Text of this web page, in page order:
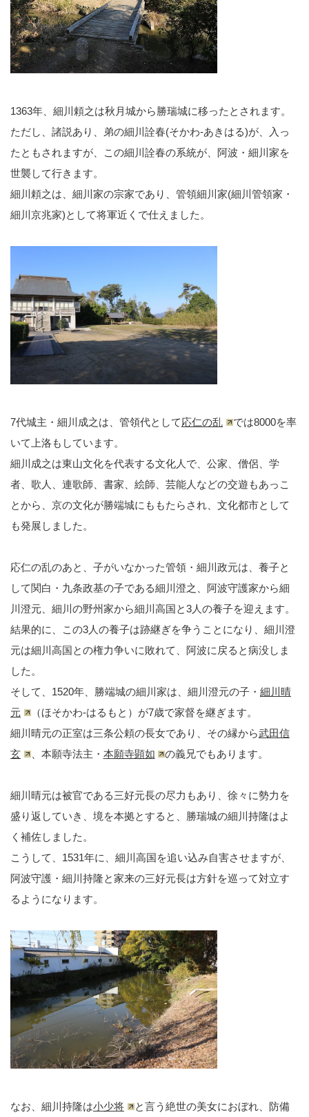
1363年、細川頼之は秋月城から勝瑞城に移ったとされます。
ただし、諸説あり、弟の細川詮春(そかわ-あきはる)が、入っ
たともされますが、この細川詮春の系統が、阿波・細川家を
世襲して行きます。
細川頼之は、細川家の宗家であり、管領細川家(細川管領家・
細川京兆家)として将軍近くで仕えました。
7代城主・細川成之は、管領代として応仁の乱
では8000を率
いて上洛もしています。
細川成之は東山文化を代表する文化人で、公家、僧侶、学
者、歌人、連歌師、書家、絵師、芸能人などの交遊もあっこ
とから、京の文化が勝端城にももたらされ、文化都市として
も発展しました。
応仁の乱のあと、子がいなかった管領・細川政元は、養子と
して関白・九条政基の子である細川澄之、阿波守護家から細
川澄元、細川の野州家から細川高国と3人の養子を迎えます。
結果的に、この3人の養子は跡継ぎを争うことになり、細川澄
元は細川高国との権力争いに敗れて、阿波に戻ると病没しま
した。
そして、1520年、勝端城の細川家は、細川澄元の子・ 細川晴
元
（ほそかわ-はるもと）が7歳で家督を継ぎます。
細川晴元の正室は三条公頼の長女であり、その縁から武田信
玄
、本願寺法主・ 本願寺顕如 の義兄でもあります。
細川晴元は被官である三好元長の尽力もあり、徐々に勢力を
盛り返していき、境を本拠とすると、勝瑞城の細川持隆はよ
く補佐しました。
こうして、1531年に、細川高国を追い込み自害させますが、
阿波守護・細川持隆と家来の三好元長は方針を巡って対立す
るようになります。
なお、細川持隆は小少将
と言う絶世の美女におぼれ、防備